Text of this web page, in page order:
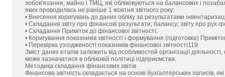
зобов'язання, майно і ТМЦ, які обліковуються на балансових і
яких проводилась не раніше 1 жовтня звітного року;
• Внесення коригувань до даних обліку за результатами
• Складання звіту про фінансові результати; балансу; звіту про рух
• Складання Приміток до фінансової звітності;
• Коригування показників звітності і формування (підготовка)
• Перевірка узгодженості показників фінансової звітності119.
Зміст даних етапів залежить від особливостей організації
може зазначатися в обліковій політиці підприємства.
Методика складання фінансових звітів
Фінансова звітність складається на основі бухгалтерських